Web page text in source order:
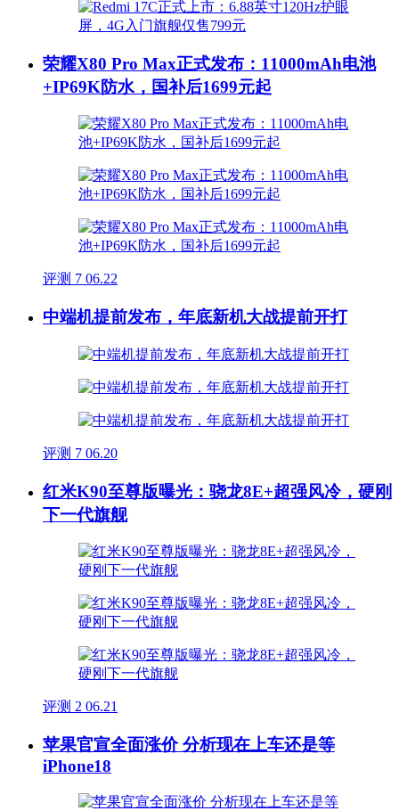
荣耀X80 Pro Max正式发布：11000mAh电池
+IP69K防水，国补后1699元起
评测 7 06.22
中端机提前发布，年底新机大战提前开打
评测 7 06.20
红米K90至尊版曝光：骁龙8E+超强风冷，硬刚
下一代旗舰
评测 2 06.21
苹果官宣全面涨价 分析现在上车还是等
iPhone18